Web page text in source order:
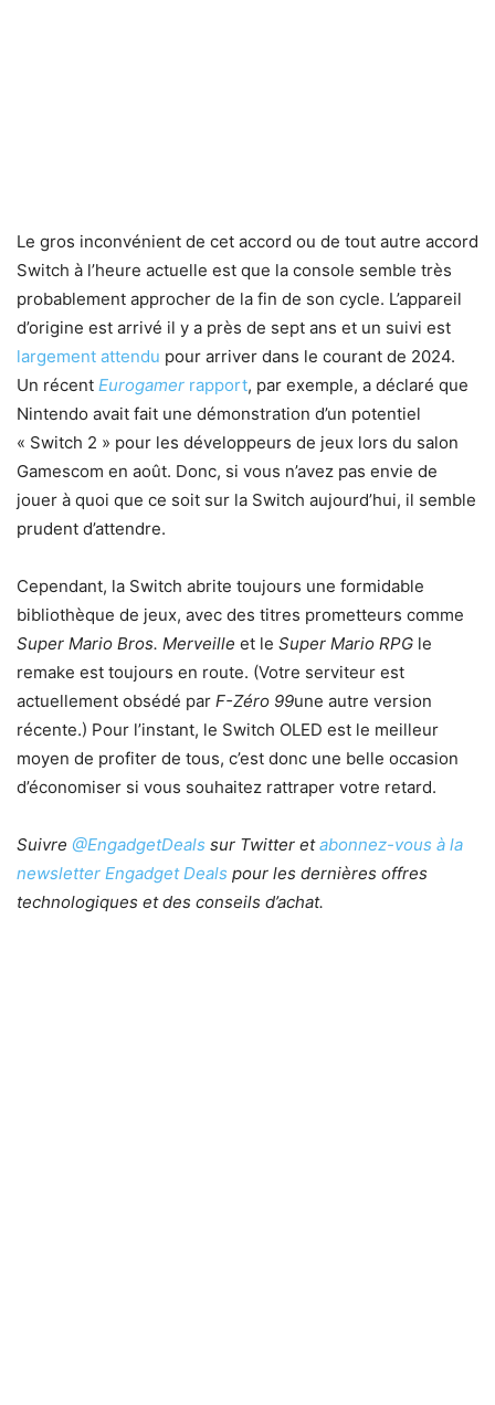
Le gros inconvénient de cet accord ou de tout autre accord
Switch à l’heure actuelle est que la console semble très
probablement approcher de la fin de son cycle. L’appareil
d’origine est arrivé il y a près de sept ans et un suivi est
largement attendu pour arriver dans le courant de 2024.
Un récent Eurogamer rapport, par exemple, a déclaré que
Nintendo avait fait une démonstration d’un potentiel
« Switch 2 » pour les développeurs de jeux lors du salon
Gamescom en août. Donc, si vous n’avez pas envie de
jouer à quoi que ce soit sur la Switch aujourd’hui, il semble
prudent d’attendre.
Cependant, la Switch abrite toujours une formidable
bibliothèque de jeux, avec des titres prometteurs comme
Super Mario Bros. Merveille et le Super Mario RPG le
remake est toujours en route. (Votre serviteur est
actuellement obsédé par F-Zéro 99une autre version
récente.) Pour l’instant, le Switch OLED est le meilleur
moyen de profiter de tous, c’est donc une belle occasion
d’économiser si vous souhaitez rattraper votre retard.
Suivre @EngadgetDeals sur Twitter etabonnez-vous à la
newsletter Engadget Deals pour les dernières offres
technologiques et des conseils d’achat.